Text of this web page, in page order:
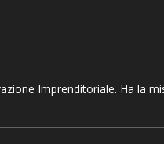
Imprenditoriale. Ha la